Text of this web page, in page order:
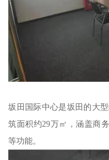
坂田国际中心是坂田的大
筑面积约29万㎡，涵盖商
等功能。